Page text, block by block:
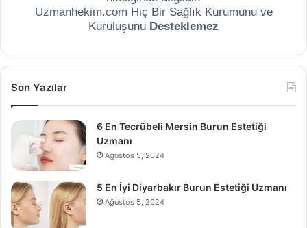
Uzmanhekim.com Hiç Bir Sağlık Kurumunu ve
Kuruluşunu Desteklemez
Son Yazılar
6 En Tecrübeli Mersin Burun Estetiği
Uzmanı
Ağustos 5, 2024
5 En İyi Diyarbakır Burun Estetiği Uzmanı
Ağustos 5, 2024